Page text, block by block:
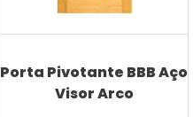
Porta Pivotante BBB Aço
Visor Arco